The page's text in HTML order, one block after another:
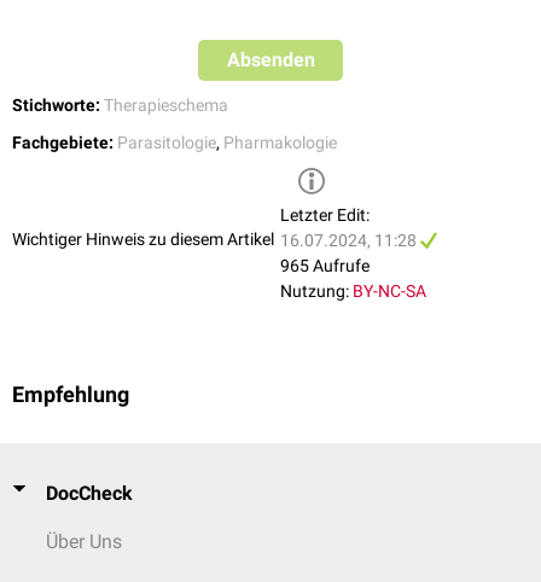
Absenden
Stichworte: Therapieschema
Fachgebiete: Parasitologie, Pharmakologie
Wichtiger Hinweis zu diesem Artikel
Letzter Edit:
16.07.2024, 11:28
965 Aufrufe
Nutzung: BY-NC-SA
Empfehlung
DocCheck
Über Uns